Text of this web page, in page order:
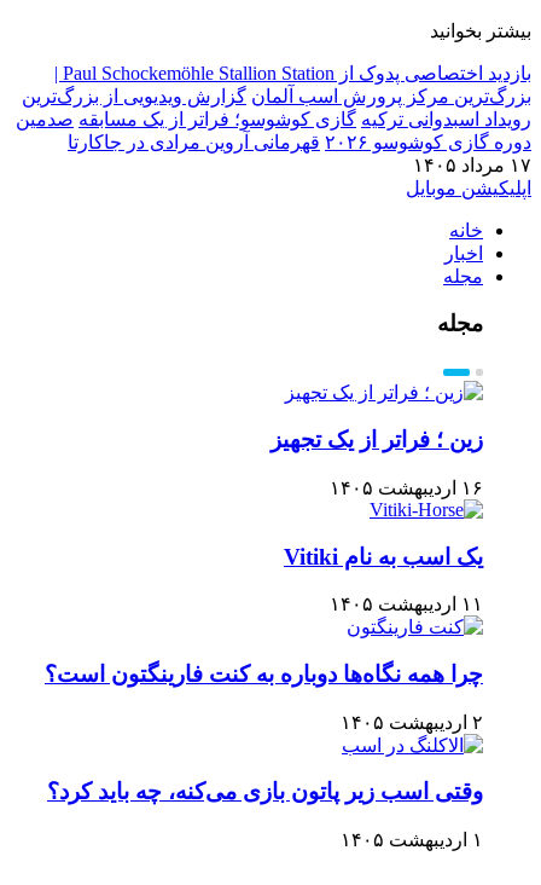
بیشتر بخوانید
بازدید اختصاصی پدوک از Paul Schockemöhle Stallion Station |
بزرگ‌ترین مرکز پرورش اسب آلمان گزارش ویدیویی از بزرگ‌ترین
رویداد اسبدوانی ترکیه گازی کوشوسو؛ فراتر از یک مسابقه صدمین
دوره گازی کوشوسو ۲۰۲۶
قهرمانی آروین مرادی در جاکارتا
۱۷ مرداد ۱۴۰۵
اپلیکیشن موبایل
خانه
اخبار
مجله
مجله
زین ؛ فراتر از یک تجهیز
۱۶ اردیبهشت ۱۴۰۵
یک اسب به نام Vitiki
۱۱ اردیبهشت ۱۴۰۵
چرا همه نگاه‌ها دوباره به کنت فارینگتون است؟
۲ اردیبهشت ۱۴۰۵
وقتی اسب زیر پاتون بازی می‌کنه، چه باید کرد؟
۱ اردیبهشت ۱۴۰۵